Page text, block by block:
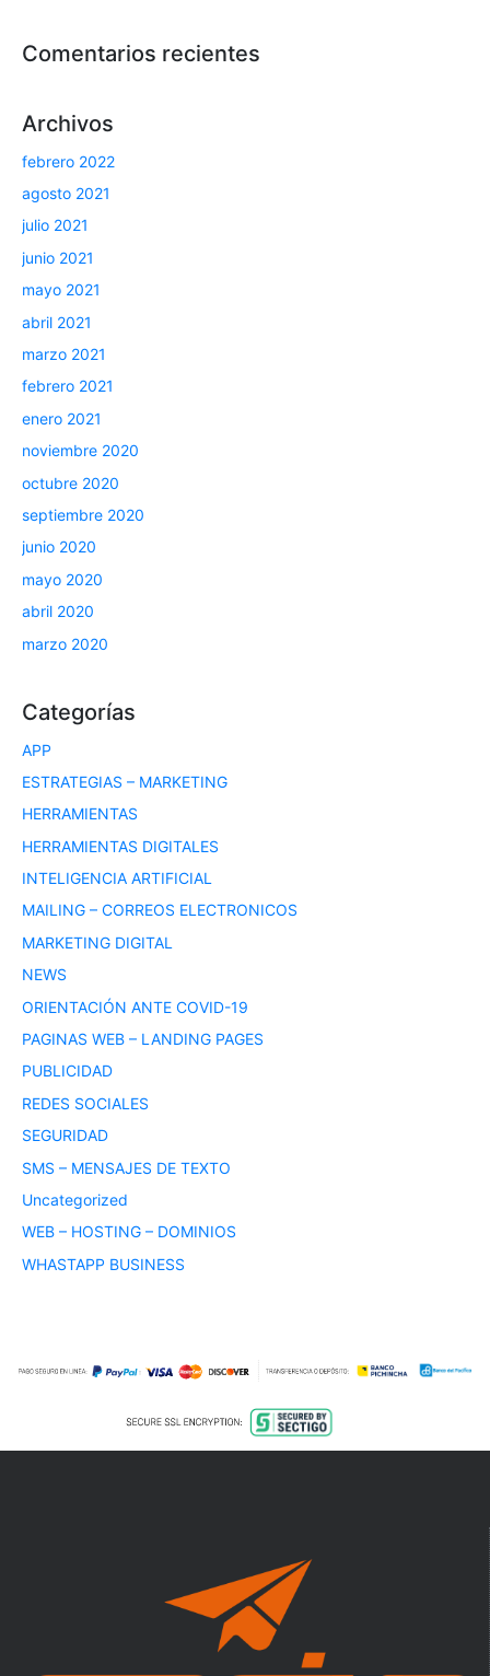
Comentarios recientes
Archivos
febrero 2022
agosto 2021
julio 2021
junio 2021
mayo 2021
abril 2021
marzo 2021
febrero 2021
enero 2021
noviembre 2020
octubre 2020
septiembre 2020
junio 2020
mayo 2020
abril 2020
marzo 2020
Categorías
APP
ESTRATEGIAS – MARKETING
HERRAMIENTAS
HERRAMIENTAS DIGITALES
INTELIGENCIA ARTIFICIAL
MAILING – CORREOS ELECTRONICOS
MARKETING DIGITAL
NEWS
ORIENTACIÓN ANTE COVID-19
PAGINAS WEB – LANDING PAGES
PUBLICIDAD
REDES SOCIALES
SEGURIDAD
SMS – MENSAJES DE TEXTO
Uncategorized
WEB – HOSTING – DOMINIOS
WHASTAPP BUSINESS